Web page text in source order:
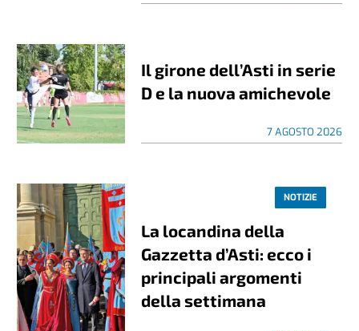
Il girone dell’Asti in serie
D e la nuova amichevole
7 AGOSTO 2026
NOTIZIE
La locandina della
Gazzetta d’Asti: ecco i
principali argomenti
della settimana